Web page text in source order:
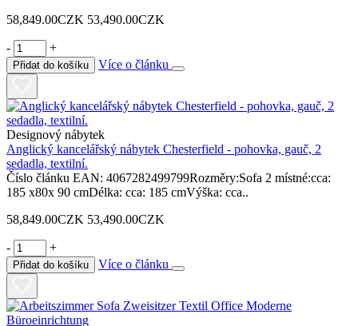
58,849.00CZK 53,490.00CZK
- +
Přidat do košíku Více o článku
Designový nábytek
Anglický kancelářský nábytek Chesterfield - pohovka, gauč, 2
sedadla, textilní.
Číslo článku EAN: 4067282499799Rozměry:Sofa 2 místné:cca:
185 x80x 90 cmDélka: cca: 185 cmVýška: cca..
58,849.00CZK 53,490.00CZK
- +
Přidat do košíku Více o článku